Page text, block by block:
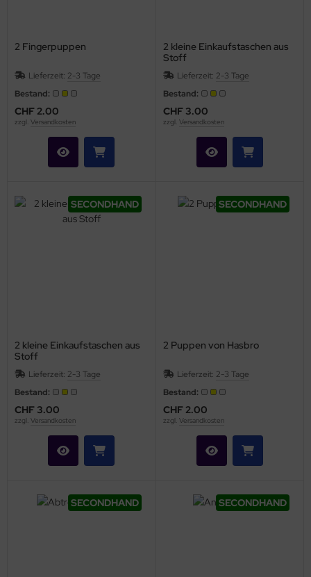
2 Fingerpuppen
Lieferzeit: 2-3 Tage
Bestand:
CHF 2.00
zzgl. Versandkosten
2 kleine Einkaufstaschen aus
Stoff
Lieferzeit: 2-3 Tage
Bestand:
CHF 3.00
zzgl. Versandkosten
SECONDHAND
2 kleine Einkaufstaschen aus
Stoff
Lieferzeit: 2-3 Tage
Bestand:
CHF 3.00
zzgl. Versandkosten
SECONDHAND
2 Puppen von Hasbro
Lieferzeit: 2-3 Tage
Bestand:
CHF 2.00
zzgl. Versandkosten
SECONDHAND SECONDHAND